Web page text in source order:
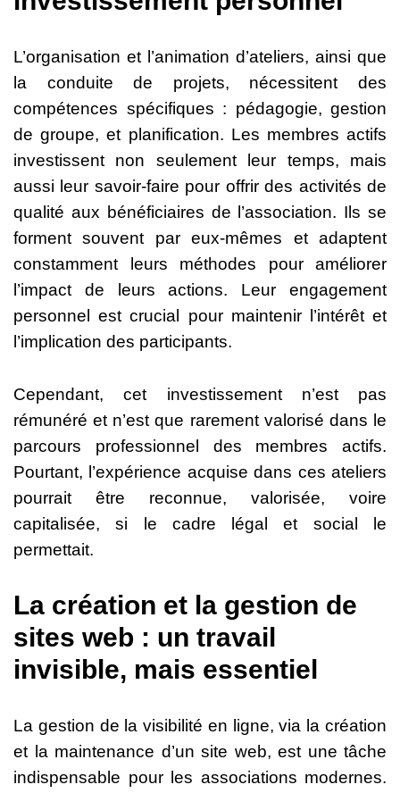
L’organisation et l’animation d’ateliers, ainsi que
la conduite de projets, nécessitent des
compétences spécifiques : pédagogie, gestion
de groupe, et planification. Les membres actifs
investissent non seulement leur temps, mais
aussi leur savoir-faire pour offrir des activités de
qualité aux bénéficiaires de l’association. Ils se
forment souvent par eux-mêmes et adaptent
constamment leurs méthodes pour améliorer
l’impact de leurs actions. Leur engagement
personnel est crucial pour maintenir l’intérêt et
l’implication des participants.
Cependant, cet investissement n’est pas
rémunéré et n’est que rarement valorisé dans le
parcours professionnel des membres actifs.
Pourtant, l’expérience acquise dans ces ateliers
pourrait être reconnue, valorisée, voire
capitalisée, si le cadre légal et social le
permettait.
La création et la gestion de
sites web : un travail
invisible, mais essentiel
La gestion de la visibilité en ligne, via la création
et la maintenance d’un site web, est une tâche
indispensable pour les associations modernes.